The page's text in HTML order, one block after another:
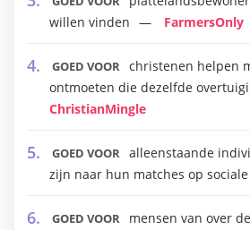
willen vinden
FarmersOnly
GOED VOOR christenen helpen
ontmoeten die dezelfde
ChristianMingle
GOED VOOR alleenstaande
zijn naar hun matches op
GOED VOOR
mensen van over